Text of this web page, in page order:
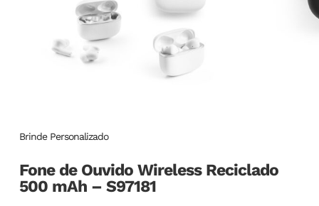
Brinde Personalizado
Fone de Ouvido Wireless Reciclado
500 mAh – S97181